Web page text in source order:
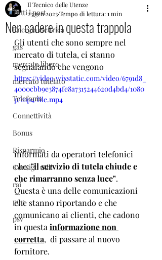
Tutti i post
Energia elettrica
gas
mercato libero
mercato tutelato
Telefonia
Connettività
Bonus
Risparmio
Consigli utili
rai
pun
psv
Non cadere in questa trappola
Il Tecnico delle Utenze
23 gen 2023Tempo di lettura: 1 min
Gli utenti che sono sempre nel
mercato di tutela, ci stanno
segnalando che vengono
https://video.wixstatic.com/video/6791d8_
4000cbb9e3874fe8a7315244620d4bd4/1080
p/mp4/file.mp4
informati da operatori telefonici
che: "il servizio di tutela chiude e
che rimarranno senza luce".
Questa è una delle comunicazioni
che stanno riportando e che
comunicano ai clienti, che cadono
in questa informazione non
corretta,  di passare al nuovo
fornitore.